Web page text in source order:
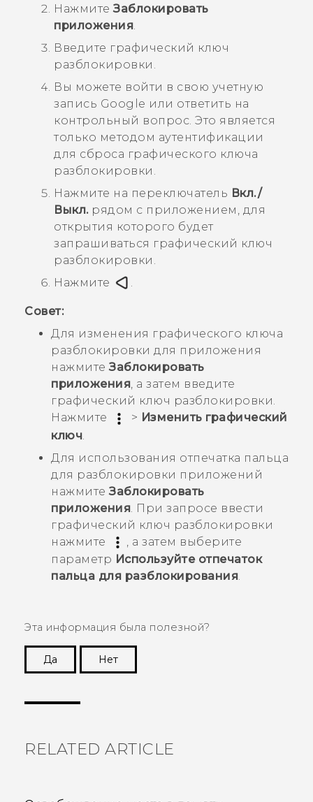
НажмитеЗаблокировать
приложения.
Введите графический ключ
разблокировки.
Вы можете войти в свою учетную
запись Google или ответить на
контрольный вопрос. Это является
только методом аутентификации
для сброса графического ключа
разблокировки.
Нажмите на переключатель Вкл./
Выкл.рядом с приложением, для
открытия которого будет
запрашиваться графический ключ
разблокировки.
Нажмите
.
Совет:
Для изменения графического ключа
разблокировки для приложения
нажмитеЗаблокировать
приложения, а затем введите
графический ключ разблокировки.
Нажмите
> Изменить графический
ключ
Для использования отпечатка пальца
для разблокировки приложений
нажмитеЗаблокировать
приложения . При запросе ввести
графический ключ разблокировки
нажмите
, а затем выберите
параметр Используйте отпечаток
пальца для разблокирования
Эта информация была полезной?
Да
Нет
RELATED ARTICLE